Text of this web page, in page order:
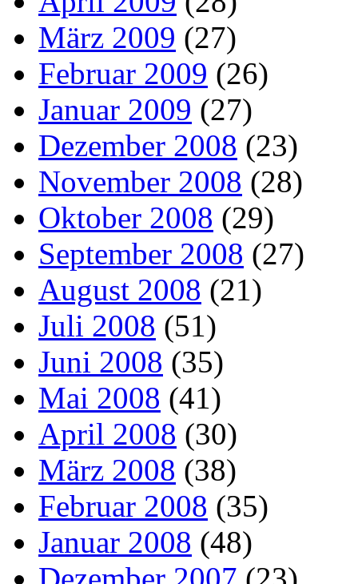
März 2009 (27)
Februar 2009 (26)
Januar 2009 (27)
Dezember 2008 (23)
November 2008 (28)
Oktober 2008 (29)
September 2008 (27)
August 2008 (21)
Juli 2008 (51)
Juni 2008 (35)
Mai 2008 (41)
April 2008 (30)
März 2008 (38)
Februar 2008 (35)
Januar 2008 (48)